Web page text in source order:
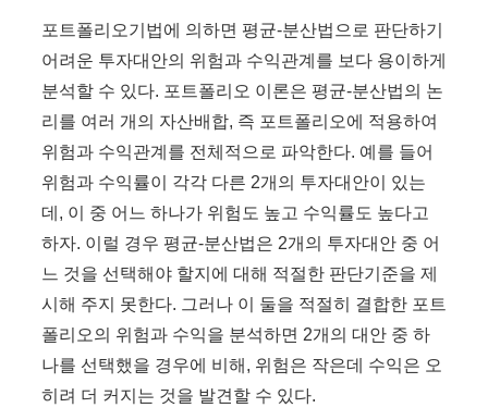
포트폴리오기법에 의하면 평균-분산법으로 판단하기
어려운 투자대안의 위험과 수익관계를 보다 용이하게
분석할 수 있다. 포트폴리오 이론은 평균-분산법의 논
리를 여러 개의 자산배합, 즉 포트폴리오에 적용하여
위험과 수익관계를 전체적으로 파악한다. 예를 들어
위험과 수익률이 각각 다른 2개의 투자대안이 있는
데, 이 중 어느 하나가 위험도 높고 수익률도 높다고
하자. 이럴 경우 평균-분산법은 2개의 투자대안 중 어
느 것을 선택해야 할지에 대해 적절한 판단기준을 제
시해 주지 못한다. 그러나 이 둘을 적절히 결합한 포트
폴리오의 위험과 수익을 분석하면 2개의 대안 중 하
나를 선택했을 경우에 비해, 위험은 작은데 수익은 오
히려 더 커지는 것을 발견할 수 있다.